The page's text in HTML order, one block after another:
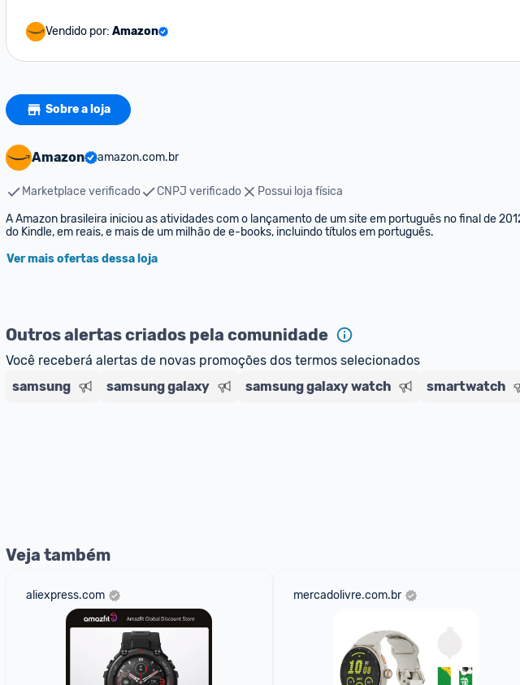
Vendido por: Amazon
Sobre a loja
Amazon amazon.com.br
Marketplace verificado CNPJ verificado
Possui loja física
A Amazon brasileira iniciou as atividades com o lançamento de um site em português no final de
do Kindle, em reais, e mais de um milhão de e-books, incluindo títulos em português.
Ver mais ofertas dessa loja
Outros alertas criados pela comunidade
Você receberá alertas de novas promoções dos termos selecionados
samsung
samsung galaxy samsung galaxy watch smartwatch
Veja também
aliexpress.com mercadolivre.com.br